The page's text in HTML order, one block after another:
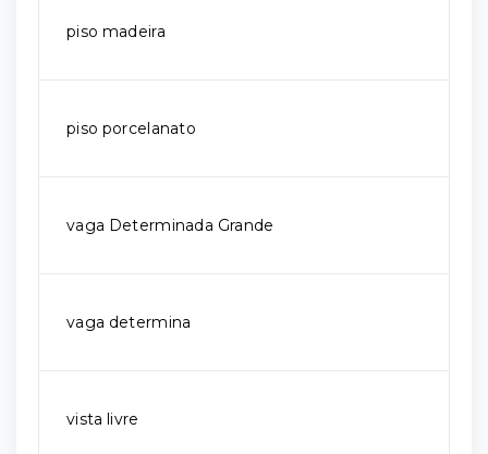
piso madeira
piso porcelanato
vaga Determinada Grande
vaga determina
vista livre